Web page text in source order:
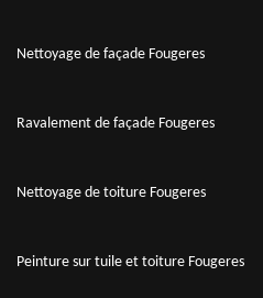
Nettoyage de façade Fougeres
Ravalement de façade Fougeres
Nettoyage de toiture Fougeres
Peinture sur tuile et toiture Fougeres